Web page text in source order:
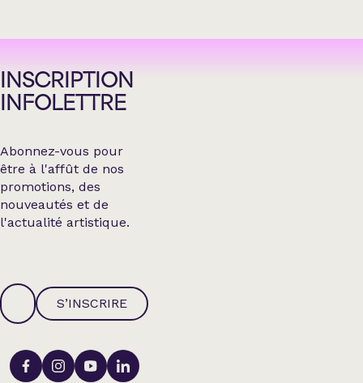
INSCRIPTION
INFOLETTRE
Abonnez-vous pour
être à l'affût de nos
promotions, des
nouveautés et de
l'actualité artistique.
S’INSCRIRE